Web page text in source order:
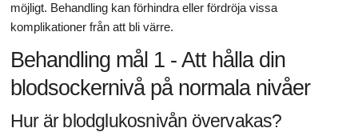
möjligt. Behandling kan förhindra eller fördröja vissa
komplikationer från att bli värre.
Behandling mål 1 - Att hålla din
blodsockernivå på normala nivåer
Hur är blodglukosnivån övervakas?